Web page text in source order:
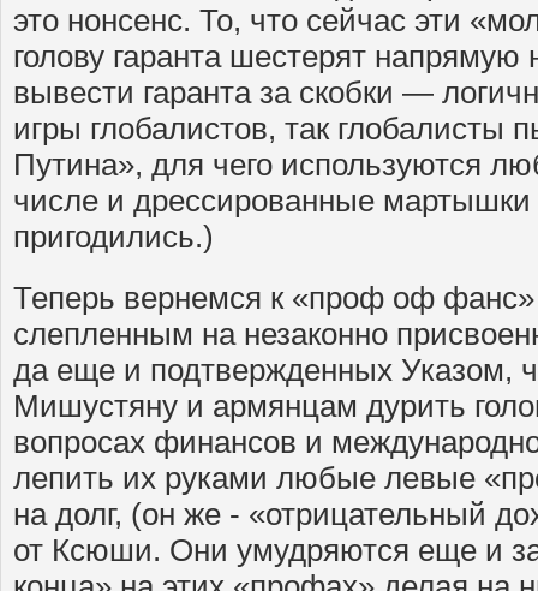
это нонсенс. То, что сейчас эти
голову гаранта шестерят
вывести гаранта за скобки —
игры глобалистов, так глобалисты
Путина», для чего используются
числе и дрессированные
пригодились.)
Теперь вернемся к «проф оф
слепленным на незаконно
да еще и подтвержденных Указом,
Мишустяну и армянцам дурить
вопросах финансов и
лепить их руками любые левые
на долг, (он же - «отрицательный
от Ксюши. Они умудряются еще и